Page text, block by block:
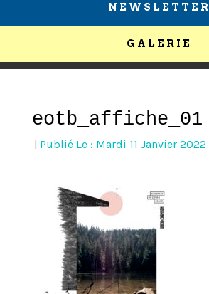
NEWSLETTER
GALERIE
eotb_affiche_01
Publié Le : Mardi 11 Janvier 2022